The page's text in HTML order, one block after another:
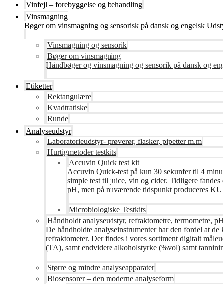
Vinfejl – forebyggelse og behandling
Vinsmagning
Bøger om vinsmagning og sensorisk på dansk og engelsk
Vinsmagning og sensorik
Bøger om vinsmagning
Håndbøger og vinsmagning og sensorik på dansk og
Etiketter
Rektangulære
Kvadtratiske
Runde
Analyseudstyr
Laboratorieudstyr- prøverør, flasker, pipetter m.m
Hurtigmetoder testkits
Accuvin Quick test kit
Accuvin Quick-test på kun 30 sekunfer til 4
simple test til juice, vin og cider. Tidligere
pH, men på nuværende tidspunkt produceres
Microbiologiske Testkits
Håndholdt analyseudstyr, refraktometre, termometre,
De håndholdte analyseinstrumenter har den fordel at
refraktometer. Der findes i vores sortiment digitalt
(TA), samt endvidere alkoholstyrke (%vol) samt
Større og mindre analyseapparater
Biosensorer – den moderne analyseform